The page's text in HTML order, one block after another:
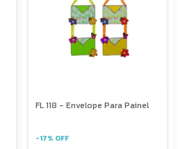
FL 118 - Envelope Para Painel
-17% OFF